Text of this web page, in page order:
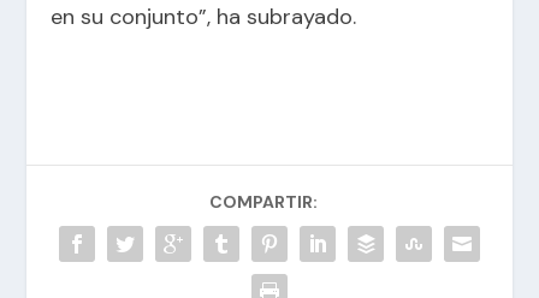
en su conjunto”, ha subrayado.
COMPARTIR: